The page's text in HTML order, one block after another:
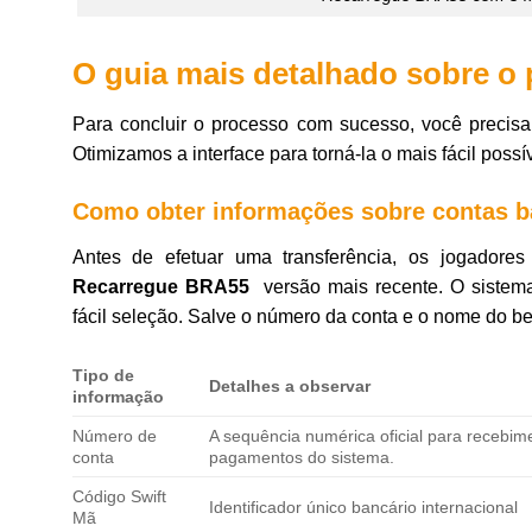
O guia mais detalhado sobre o
Para concluir o processo com sucesso, você
Otimizamos a interface para torná-la o mais fácil
Como obter informações sobre contas
Antes de efetuar uma transferência, os
Recarregue BRA55versão mais recente. O
fácil seleção. Salve o número da conta e o nome do
Tipo de
informação
Detalhes a observar
Número de
conta
A sequência numérica oficial para
pagamentos do sistema.
Código Swift
Mã
Identificador único bancário internacional